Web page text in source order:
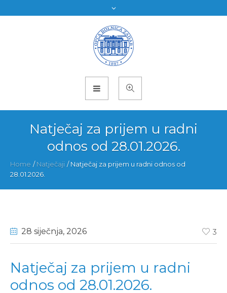
Natječaj za prijem u radni
odnos od 28.01.2026.
Home /Natječaji /Natječaj za prijem u radni odnos od
28.01.2026.
28 siječnja, 2026 3
Natječaj za prijem u radni
odnos od 28.01.2026.